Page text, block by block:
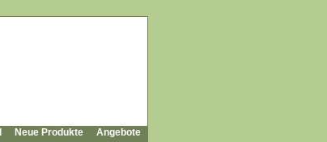
Neue Produkte Angebote